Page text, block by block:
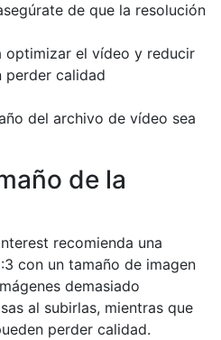
de que la resolución
optimizar el vídeo y reducir
perder calidad
del archivo de vídeo sea
de la
recomienda una
con un tamaño de imagen
demasiado
al subirlas, mientras que
perder calidad.